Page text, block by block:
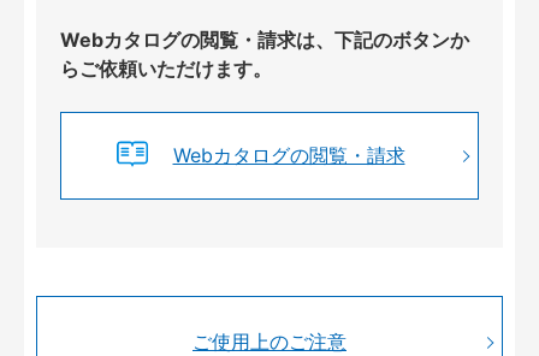
Webカタログの閲覧・請求は、下記のボタンか
らご依頼いただけます。
Webカタログの閲覧・請求
ご使用上のご注意